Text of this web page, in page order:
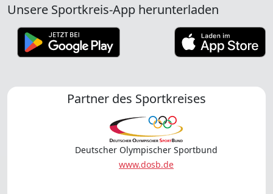
Unsere Sportkreis-App herunterladen
Partner des Sportkreises
Deutscher Olympischer Sportbund
www.dosb.de